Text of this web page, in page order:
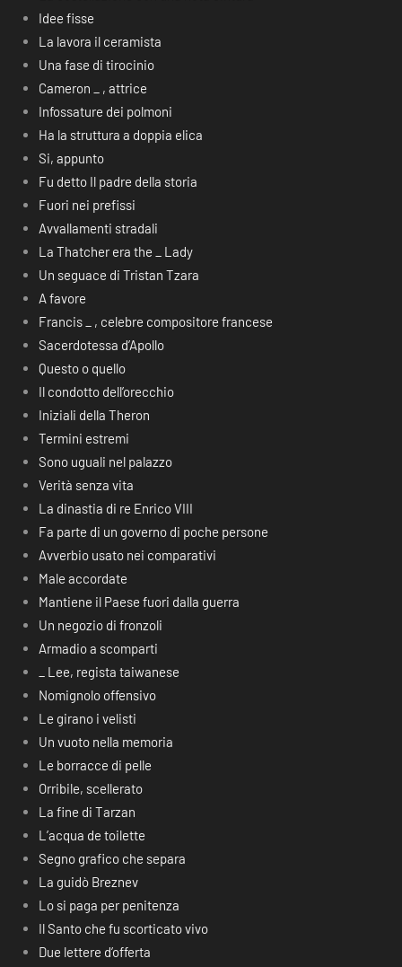
Idee fisse
La lavora il ceramista
Una fase di tirocinio
Cameron _ , attrice
Infossature dei polmoni
Ha la struttura a doppia elica
Si, appunto
Fu detto Il padre della storia
Fuori nei prefissi
Avvallamenti stradali
La Thatcher era the _ Lady
Un seguace di Tristan Tzara
A favore
Francis _ , celebre compositore francese
Sacerdotessa d’Apollo
Questo o quello
Il condotto dell’orecchio
Iniziali della Theron
Termini estremi
Sono uguali nel palazzo
Verità senza vita
La dinastia di re Enrico VIII
Fa parte di un governo di poche persone
Avverbio usato nei comparativi
Male accordate
Mantiene il Paese fuori dalla guerra
Un negozio di fronzoli
Armadio a scomparti
_ Lee, regista taiwanese
Nomignolo offensivo
Le girano i velisti
Un vuoto nella memoria
Le borracce di pelle
Orribile, scellerato
La fine di Tarzan
L’acqua de toilette
Segno grafico che separa
La guidò Breznev
Lo si paga per penitenza
Il Santo che fu scorticato vivo
Due lettere d’offerta